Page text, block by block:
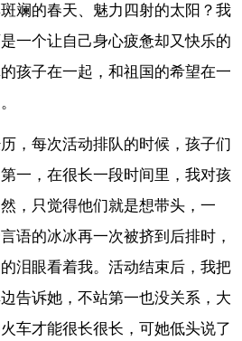
斓的春天、魅力四射的太阳？我
一个让自己身心疲惫却又快乐的
孩子在一起，和祖国的希望在一
，每次活动排队的时候，孩子们
一，在很长一段时间里，我对孩
，只觉得他们就是想带头，一
语的冰冰再一次被挤到后排时，
泪眼看着我。活动结束后，我把
告诉她，不站第一也没关系，大
车才能很长很长，可她低头说了